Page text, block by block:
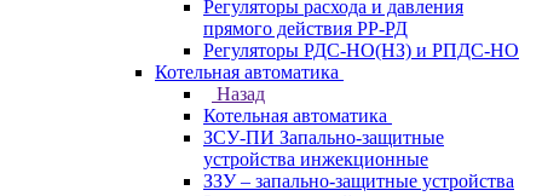
Регуляторы расхода и давления
прямого действия РР-РД
Регуляторы РДС-НО(НЗ) и РПДС-НО
Котельная автоматика
Назад
Котельная автоматика
ЗСУ-ПИ Запально-защитные
устройства инжекционные
ЗЗУ – запально-защитные устройства